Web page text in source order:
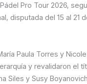
Pro Tour 2026,
disputada del 15 al 21
Paula Torres y
y revalidaron el
Siles y Susy